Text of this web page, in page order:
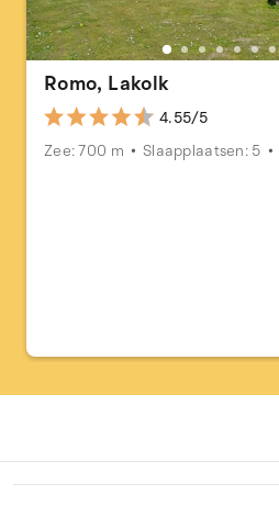
Romo, Lakolk
4.55/5
Zee: 700 m
Slaapplaatsen: 5